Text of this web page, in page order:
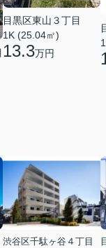
目黒区東山３丁目
1K (25.04㎡)
13.3万円
渋谷区千駄ヶ谷４丁目